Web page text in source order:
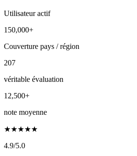
Utilisateur actif
150,000+
Couverture pays / région
207
véritable évaluation
12,500+
note moyenne
★★★★★
4.9/5.0